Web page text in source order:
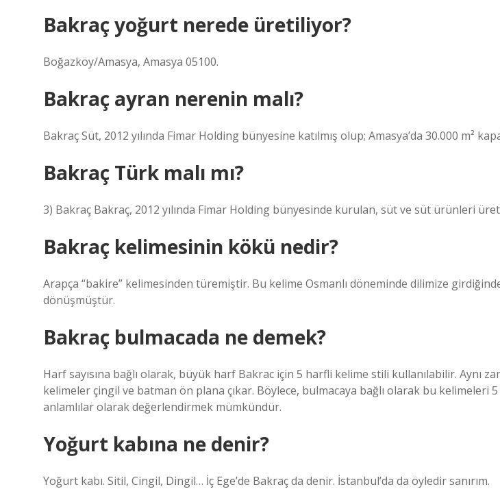
Bakraç yoğurt nerede üretiliyor?
Boğazköy/Amasya, Amasya 05100.
Bakraç ayran nerenin malı?
Bakraç Süt, 2012 yılında Fimar Holding bünyesine katılmış olup; Amasya’da 30.000 m²
Bakraç Türk malı mı?
3) Bakraç Bakraç, 2012 yılında Fimar Holding bünyesinde kurulan, süt ve süt ürünleri
Bakraç kelimesinin kökü nedir?
Arapça “bakire” kelimesinden türemiştir. Bu kelime Osmanlı döneminde dilimize
dönüşmüştür.
Bakraç bulmacada ne demek?
Harf sayısına bağlı olarak, büyük harf Bakrac için 5 harfli kelime stili kullanılabilir. Aynı
kelimeler çingil ve batman ön plana çıkar. Böylece, bulmacaya bağlı olarak bu kelimeleri
anlamlılar olarak değerlendirmek mümkündür.
Yoğurt kabına ne denir?
Yoğurt kabı. Sitil, Cingil, Dingil… İç Ege’de Bakraç da denir. İstanbul’da da öyledir sanırım.